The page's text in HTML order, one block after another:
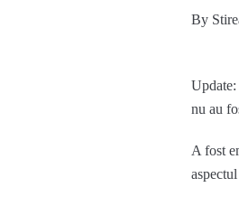
By
nu au
A fost